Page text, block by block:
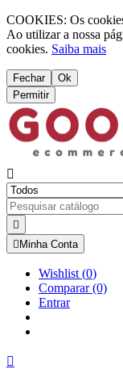
COOKIES: Os
Ao utilizar a nossa
cookies. Saiba mais
Fechar
Ok
Permitir


 Minha Conta
Wishlist (0)
Comparar(0)
Entrar
